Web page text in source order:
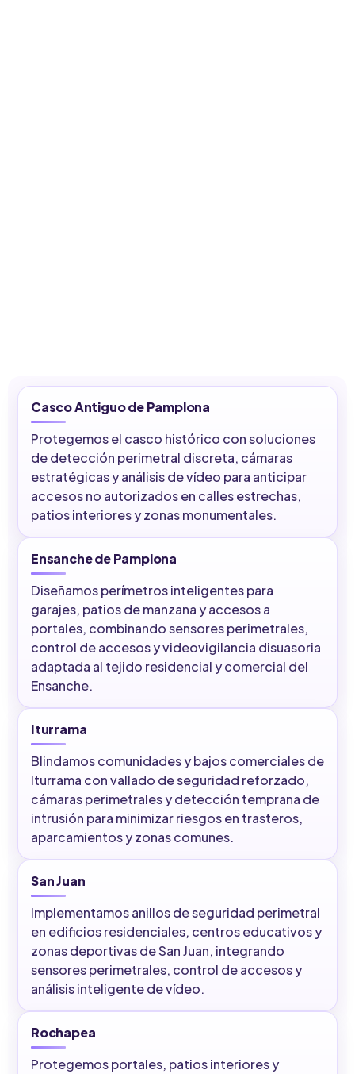
Casco Antiguo de Pamplona
Protegemos el casco histórico con soluciones
de detección perimetral discreta, cámaras
estratégicas y análisis de vídeo para anticipar
accesos no autorizados en calles estrechas,
patios interiores y zonas monumentales.
Ensanche de Pamplona
Diseñamos perímetros inteligentes para
garajes, patios de manzana y accesos a
portales, combinando sensores perimetrales,
control de accesos y videovigilancia disuasoria
adaptada al tejido residencial y comercial del
Ensanche.
Iturrama
Blindamos comunidades y bajos comerciales de
Iturrama con vallado de seguridad reforzado,
cámaras perimetrales y detección temprana de
intrusión para minimizar riesgos en trasteros,
aparcamientos y zonas comunes.
San Juan
Implementamos anillos de seguridad perimetral
en edificios residenciales, centros educativos y
zonas deportivas de San Juan, integrando
sensores perimetrales, control de accesos y
análisis inteligente de vídeo.
Rochapea
Protegemos portales, patios interiores y